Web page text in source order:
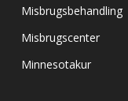
Misbrugsbehandling
Misbrugscenter
Minnesotakur